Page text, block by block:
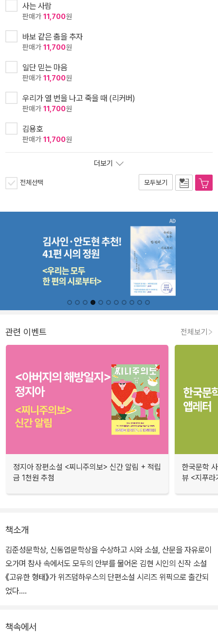
사는 사람
판매가 11,700원
바보 같은 춤을 추자
판매가 11,700원
일단 믿는 마음
판매가 11,700원
우리가 열 번을 나고 죽을 때 (리커버)
판매가 11,700원
김용호
판매가 11,700원
더보기
전체선택 모두보기
관련 이벤트 전체보기
정지아 장편소설 <찌니주의보> 신간 알림 + 적립
금 1천원 추첨
한국문학
뷰 <지푸라
책소개
김준성문학상, 신동엽문학상을 수상하고 시와 소설, 산문을 자유로이
오가며 참사 속에서도 모두의 안부를 물어온 김현 시인의 신작 소설
《고유한 형태》가 위즈덤하우스의 단편소설 시리즈 위픽으로 출간되
었다.
한 작은엄마 ‘미희’는 남편 없이 홀로 아이를 키우며 서로를 살뜰히 보
책속에서